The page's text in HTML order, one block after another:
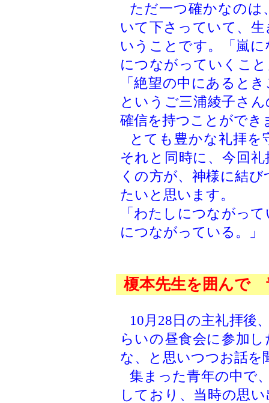
ただ一つ確かなのは
いて下さっていて、
いうことです。「嵐
につながっていくこ
「絶望の中にあると
というご三浦綾子さ
確信を持つことができ
とても豊かな礼拝
それと同時に、今回
くの方が、神様に結
たいと思います。
「わたしにつながっ
につながっている。」
榎本先生を囲んで
10月28日の主礼拝後
らいの昼食会に参加
な、と思いつつお話を
集まった青年の中で
しており、当時の思